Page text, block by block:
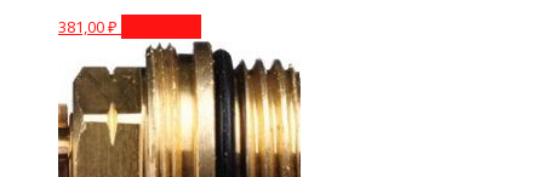
381,00₽